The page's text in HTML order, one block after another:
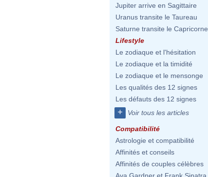
Jupiter arrive en Sagittaire
Uranus transite le Taureau
Saturne transite le Capricorne
Lifestyle
Le zodiaque et l'hésitation
Le zodiaque et la timidité
Le zodiaque et le mensonge
Les qualités des 12 signes
Les défauts des 12 signes
+ Voir tous les articles
Compatibilité
Astrologie et compatibilité
Affinités et conseils
Affinités de couples célèbres